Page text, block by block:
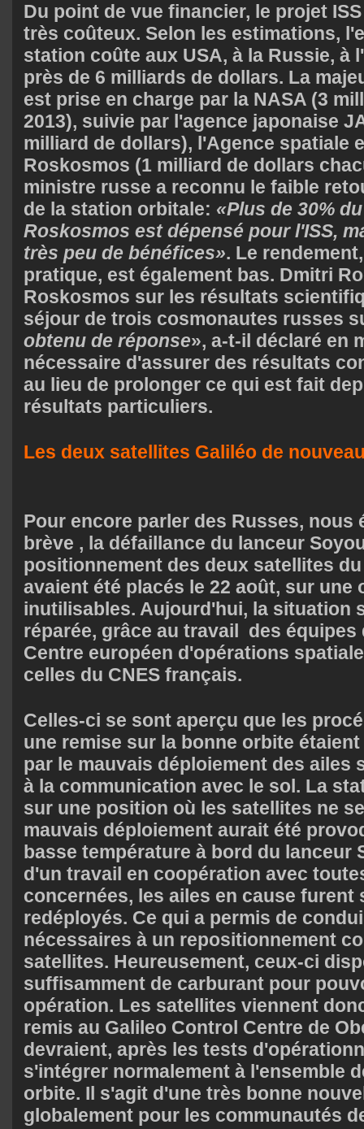
Du point de vue financier, le projet
très coûteux. Selon les estimations,
station coûte aux USA, à la Russie, à
près de 6 milliards de dollars. La
est prise en charge par la NASA (3
2013), suivie par l'agence japonaise
milliard de dollars), l'Agence spatiale
Roskosmos (1 milliard de dollars
ministre russe a reconnu le faible
de la station orbitale: «Plus de 30%
Roskosmos est dépensé pour l'ISS,
très peu de bénéfices». Le
pratique, est également bas. Dmitri
Roskosmos sur les résultats
séjour de trois cosmonautes russes
obtenu de réponse», a-t-il déclaré en
nécessaire d'assurer des résultats
au lieu de prolonger ce qui est fait
résultats particuliers.
Les deux satellites Galiléo de
Pour encore parler des Russes,
brève , la défaillance du lanceur
positionnement des deux satellites
avaient été placés le 22 août, sur une
inutilisables. Aujourd'hui, la situation
réparée, grâce au travail des équipes
Centre européen d'opérations
celles du CNES français.
Celles-ci se sont aperçu que les
une remise sur la bonne orbite
par le mauvais déploiement des ailes
à la communication avec le sol. La
sur une position où les satellites ne
mauvais déploiement aurait été
basse température à bord du lanceur
d'un travail en coopération avec
concernées, les ailes en cause furent
redéployés. Ce qui a permis de
nécessaires à un repositionnement
satellites. Heureusement, ceux-ci
suffisamment de carburant pour
opération. Les satellites viennent
remis au Galileo Control Centre de
devraient, après les tests
s'intégrer normalement à l'ensemble
orbite. Il s'agit d'une très bonne
globalement pour les communautés